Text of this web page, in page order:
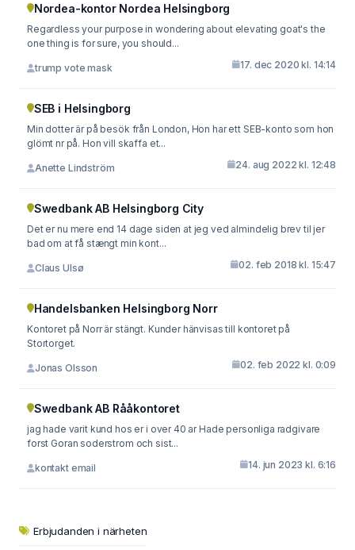
Nordea-kontor Nordea Helsingborg
Regardless your purpose in wondering about elevating goat's the
one thing is for sure, you should...
trump vote mask 17. dec 2020 kl. 14:14
SEB i Helsingborg
Min dotter är på besök från London, Hon har ett SEB-konto som hon
glömt nr på. Hon vill skaffa et...
Anette Lindström 24. aug 2022 kl. 12:48
Swedbank AB Helsingborg City
Det er nu mere end 14 dage siden at jeg ved almindelig brev til jer
bad om at få stængt min kont...
Claus Ulsø 02. feb 2018 kl. 15:47
Handelsbanken Helsingborg Norr
Kontoret på Norr är stängt. Kunder hänvisas till kontoret på
Stortorget.
Jonas Olsson 02. feb 2022 kl. 0:09
Swedbank AB Rååkontoret
jag hade varit kund hos er i over 40 ar Hade personliga radgivare
forst Goran soderstrom och sist...
kontakt email 14. jun 2023 kl. 6:16
Erbjudanden i närheten